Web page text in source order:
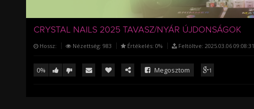
CRYSTAL NAILS 2025 TAVASZ/NYÁR ÚJDONSÁGOK
Hossz: Nézettség: 983 Értékelés: 0% Feltöltve: 2025.03.06 09:08:31
0% Megosztom 1